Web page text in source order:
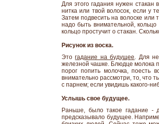
Для этого гадания нужен
нитка или твой волосок, если у
Затем подвесить на волоске или
надо быть внимательной, кольцо
кольцо простучит о стакан.
Рисунок из воска.
Этогадание на будущее. Для
железной чашке. Блюдце молока
порог попить молочка, поесть
внимательно рассмотри, то, что
с парнем; если увидишь какого-
Услышь свое будущее.
Раньше, было такое гадание -
предсказывало будущее.